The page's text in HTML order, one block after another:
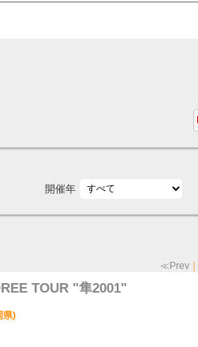
開催年
≪Prev ｜
TOUR "隼2001"
県)